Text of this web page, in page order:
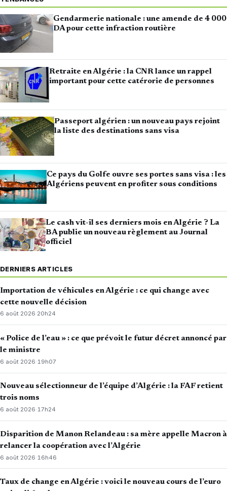
Gendarmerie nationale : une amende de 4 000
DA pour cette infraction routière
Retraite en Algérie : la CNR lance un rappel
important pour cette catérorie de personnes
Passeport algérien : un nouveau pays rejoint
la liste des destinations sans visa
Ce pays du Golfe ouvre ses portes sans visa : les
Algériens peuvent en profiter sous conditions
Le cash vit-il ses derniers mois en Algérie ? La
BA publie un nouveau règlement au Journal
officiel
DERNIERS ARTICLES
Importation de véhicules en Algérie : ce qui change avec
cette nouvelle décision
6 août 2026·20h24
« Police de l’eau » : ce que prévoit le futur décret annoncé par
le ministre
6 août 2026· 19h07
Nouveau sélectionneur de l’équipe d’Algérie : la FAF retient
trois noms
6 août 2026·17h24
Disparition de Manon Relandeau : sa mère appelle Macron à
relancer la coopération avec l’Algérie
6 août 2026· 16h46
Taux de change en Algérie : voici le nouveau cours de l’euro